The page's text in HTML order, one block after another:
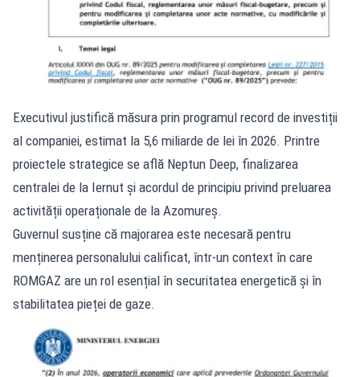
Executivul justifică măsura prin programul record de investiții
al companiei, estimat la 5,6 miliarde de lei în 2026. Printre
proiectele strategice se află Neptun Deep, finalizarea
centralei de la Iernut și acordul de principiu privind preluarea
activității operaționale de la Azomureș.
Guvernul susține că majorarea este necesară pentru
menținerea personalului calificat, într-un context în care
ROMGAZ are un rol esențial în securitatea energetică și în
stabilitatea pieței de gaze.